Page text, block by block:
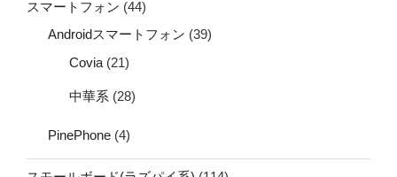
スマートフォン (44)
Androidスマートフォン (39)
Covia (21)
中華系 (28)
PinePhone (4)